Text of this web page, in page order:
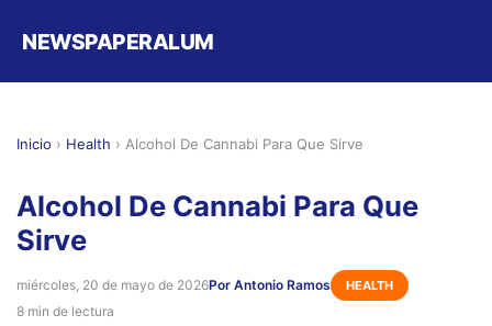
NEWSPAPERALUM
Inicio › Health › Alcohol De Cannabi Para Que Sirve
Alcohol De Cannabi Para Que
Sirve
miércoles, 20 de mayo de 2026Por Antonio Ramos HEALTH
8 min de lectura